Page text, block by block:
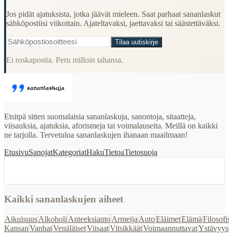
Jos pidät ajatuksista, jotka jäävät mieleen. Saat parhaat sananlaskut
sähköpostiisi viikottain. Ajateltavaksi, jaettavaksi tai säästettäväksi.
Tilaa uutiskirje
Ei roskapostia. Peru milloin tahansa.
Etsitpä sitten suomalaisia sananlaskuja, sanontoja, sitaatteja,
viisauksia, ajatuksia, aforismeja tai voimalauseita. Meillä on kaikki
ne tarjolla. Tervetuloa sananlaskujen ihanaan maailmaan!
EtusivuSanojatKategoriatHakuTietoaTietosuoja
Kaikki sananlaskujen aiheet
AikuisuusAlkoholi AnteeksiantoArmeija AutoEläimetElämä
KansanVanhatVenäläisetViisaatVitsikkäätVoimaannuttavatYstävyys